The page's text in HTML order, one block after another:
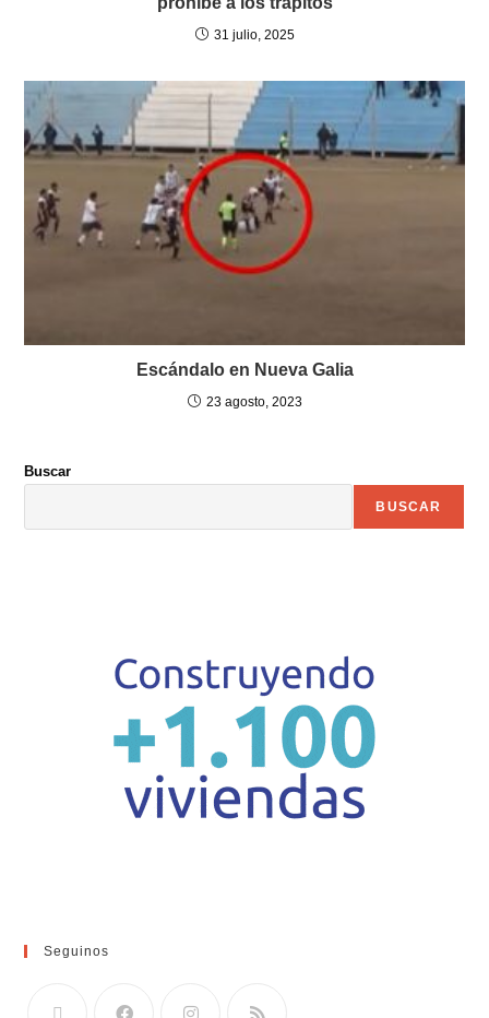
31 julio, 2025
Escándalo en Nueva Galia
23 agosto, 2023
Buscar
BUSCAR
Seguinos